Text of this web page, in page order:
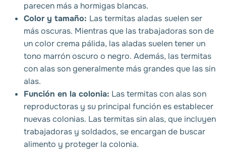
parecen más a hormigas blancas.
Color y tamaño: Las termitas aladas suelen ser
más oscuras. Mientras que las trabajadoras son de
un color crema pálida, las aladas suelen tener un
tono marrón oscuro o negro. Además, las termitas
con alas son generalmente más grandes que las sin
alas.
Función en la colonia: Las termitas con alas son
reproductoras y su principal función es establecer
nuevas colonias. Las termitas sin alas, que incluyen
trabajadoras y soldados, se encargan de buscar
alimento y proteger la colonia.